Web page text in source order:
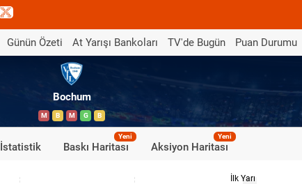
Günün Özeti At Yarışı Bankoları TV'de Bugün Puan Durumu
Bochum
M B M G B
İstatistik Baskı Haritası
Yeni
Aksiyon Haritası
Yeni
İlk Yarı